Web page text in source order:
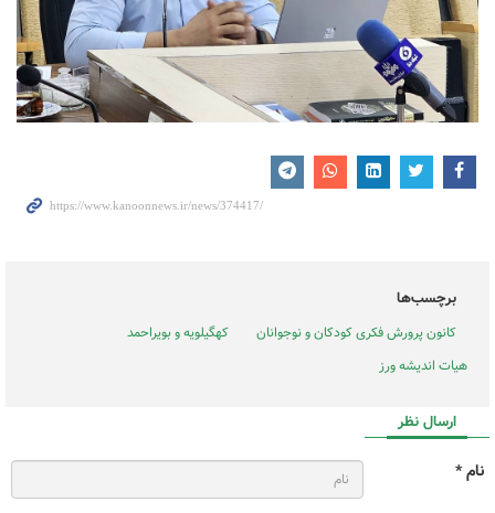
برچسب‌ها
کانون پرورش فکری کودکان و نوجوانان
کهگیلویه و بویراحمد
هیات اندیشه ورز
ارسال نظر
نام *